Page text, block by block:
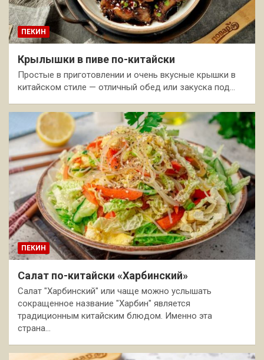
ПЕКИН
Крылышки в пиве по-китайски
Простые в приготовлении и очень вкусные крышки в
китайском стиле — отличный обед или закуска под…
ПЕКИН
Салат по-китайски «Харбинский»
Салат "Харбинский" или чаще можно услышать
сокращенное название "Харбин" является
традиционным китайским блюдом. Именно эта
страна…